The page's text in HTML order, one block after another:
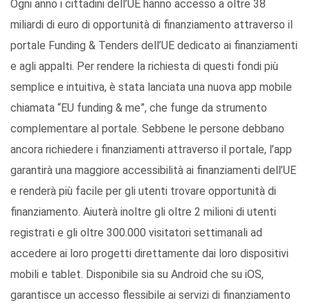
Ogni anno i cittadini dell’UE hanno accesso a oltre 38
miliardi di euro di opportunità di finanziamento attraverso il
portale Funding & Tenders dell’UE dedicato ai finanziamenti
e agli appalti. Per rendere la richiesta di questi fondi più
semplice e intuitiva, è stata lanciata una nuova app mobile
chiamata “EU funding & me”, che funge da strumento
complementare al portale. Sebbene le persone debbano
ancora richiedere i finanziamenti attraverso il portale, l’app
garantirà una maggiore accessibilità ai finanziamenti dell’UE
e renderà più facile per gli utenti trovare opportunità di
finanziamento. Aiuterà inoltre gli oltre 2 milioni di utenti
registrati e gli oltre 300.000 visitatori settimanali ad
accedere ai loro progetti direttamente dai loro dispositivi
mobili e tablet. Disponibile sia su Android che su iOS,
garantisce un accesso flessibile ai servizi di finanziamento